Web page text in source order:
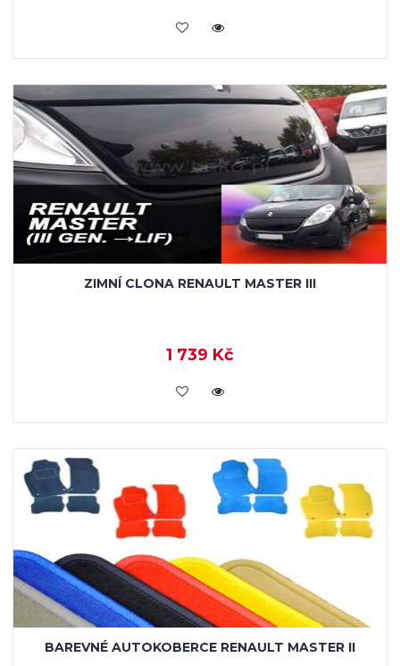
KOUPIT
ZIMNÍ CLONA RENAULT MASTER III
1 739 Kč
KOUPIT
BAREVNÉ AUTOKOBERCE RENAULT MASTER II